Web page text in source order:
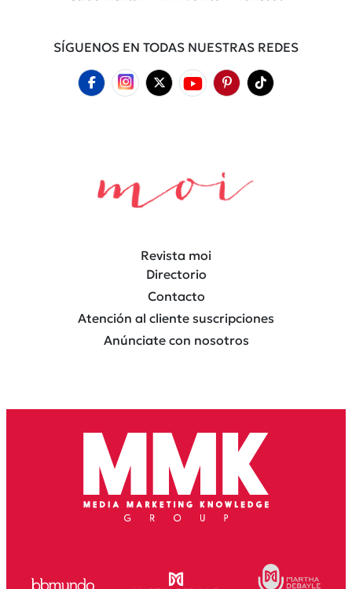
SÍGUENOS EN TODAS NUESTRAS REDES
Revista moi
Directorio
Contacto
Atención al cliente suscripciones
Anúnciate con nosotros